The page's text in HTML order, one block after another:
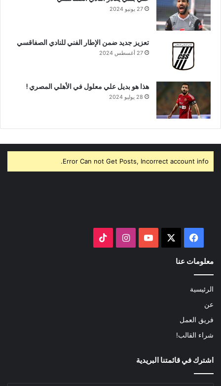
27 يونيو 2024
تعزيز جديد ضمن الإطار الفني للنادي الصفاقسي
27 أغسطس 2024
هذا هو بديل علي معلول في الأهلي المصري !
28 يوليو 2024
Error Can not Get Posts, Incorrect account info.
فيسبوك ‫YouTubeانستقرام
معلومات عنا
الرئيسية
عن
فريق العمل
شراء القالب!
اشترك في قائمتنا البريدية